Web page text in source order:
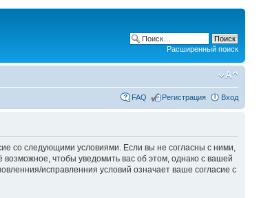
Расширенный поиск
FAQ Регистрация Вход
со следующими условиями. Если вы не согласны с ними,
чтобы уведомить вас об этом, однако с вашей
исправленния условий означает ваше согласие с